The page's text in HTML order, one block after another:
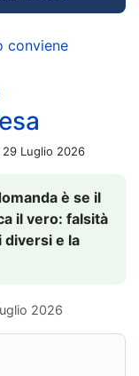
conviene
29 Luglio 2026
è se il
il vero: falsità
diversi e la
2026